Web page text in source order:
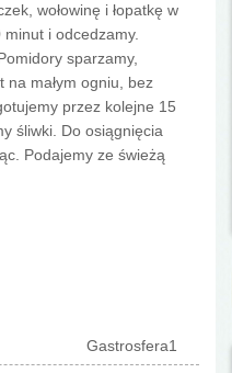
wołowinę i łopatkę w
i odcedzamy.
sparzamy,
małym ogniu, bez
przez kolejne 15
śliwki. Do osiągnięcia
Podajemy ze świeżą
Gastrosfera1